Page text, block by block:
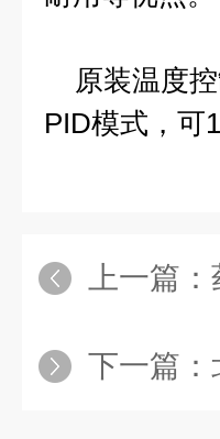
原装温度控
PID模式，可
上一篇：
下一篇：